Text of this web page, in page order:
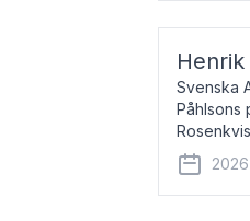
Svenska
Påhlsons